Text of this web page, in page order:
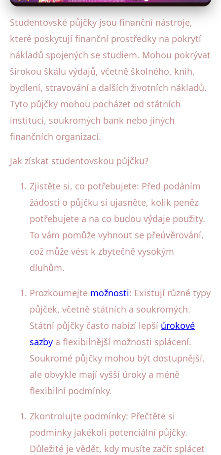
Studentovské půjčky jsou finanční nástroje,
které poskytují finanční prostředky na pokrytí
nákladů spojených se studiem. Mohou pokrývat
širokou škálu výdajů, včetně školného, knih,
bydlení, stravování a dalších životních nákladů.
Tyto půjčky mohou pocházet od státních
institucí, soukromých bank nebo jiných
finančních organizací.
Jak získat studentovskou půjčku?
Zjistěte si, co potřebujete: Před podáním
žádosti o půjčku si ujasněte, kolik peněz
potřebujete a na co budou výdaje použity.
To vám pomůže vyhnout se přeúvěrování,
což může vést k zbytečně vysokým
dluhům.
Prozkoumejte možnosti: Existují různé typy
půjček, včetně státních a soukromých.
Státní půjčky často nabízí lepší úrokové
sazby a flexibilnější možnosti splácení.
Soukromé půjčky mohou být dostupnější,
ale obvykle mají vyšší úroky a méně
flexibilní podmínky.
Zkontrolujte podmínky: Přečtěte si
podmínky jakékoli potenciální půjčky.
Důležité je vědět, kdy musíte začít splácet